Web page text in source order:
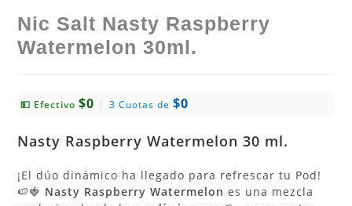
Nic Salt Nasty Raspberry
Watermelon 30ml.
💵 Efectivo$0 | 3 Cuotas de$0
Nasty Raspberry Watermelon 30 ml.
¡El dúo dinámico ha llegado para refrescar tu Pod!
🍉🍓 Nasty Raspberry Watermelon es una mezcla